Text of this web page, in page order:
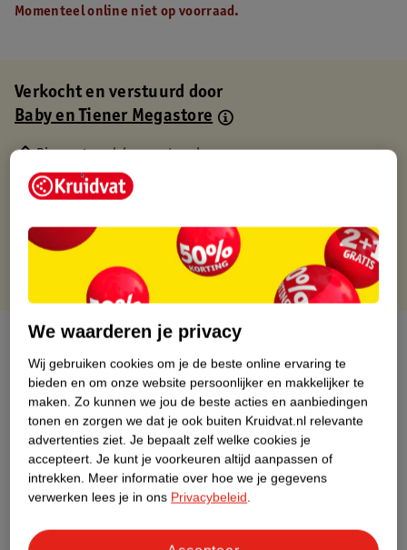
Momenteel online niet op voorraad.
Verkocht en verstuurd door
Baby en Tiener Megastore
Binnen 1 werkdag verstuurd
Gratis thuisbezorgd
Gratis retourneren via verkooppartner.
Over dit product
Productinformatie
Nature Impact Score
Dit product heeft (nog) geen Nature
Impact Score.
Meer informatie
We waarderen je privacy
Wij gebruiken cookies om je de beste online ervaring te
bieden en om onze website persoonlijker en makkelijker te
maken. Zo kunnen we jou de beste acties en aanbiedingen
tonen en zorgen we dat je ook buiten Kruidvat.nl relevante
advertenties ziet. Je bepaalt zelf welke cookies je
accepteert. Je kunt je voorkeuren altijd aanpassen of
intrekken. Meer informatie over hoe we je gegevens
verwerken lees je in ons Privacybeleid.